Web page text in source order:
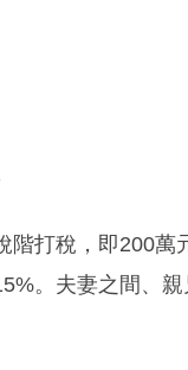
階打稅，即200
。夫妻之間、